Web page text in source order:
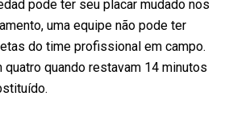
pode ter seu placar mudado nos
uma equipe não pode ter
do time profissional em campo.
quatro quando restavam 14 minutos